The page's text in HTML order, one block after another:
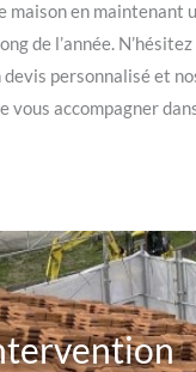
maison en maintenant
de l’année. N’hésitez
personnalisé et
vous accompagner